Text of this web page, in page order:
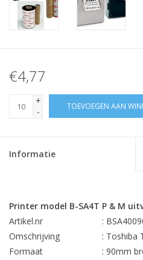
€4,77
+
-
TOEVOEGEN AAN
Informatie
Printer model B-SA4T P & M
Artikel.nr
:
Omschrijving
: Toshiba
Formaat
: 90mm